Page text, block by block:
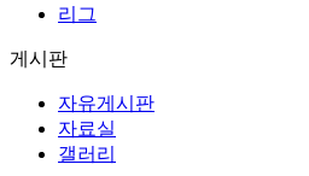
리그
게시판
자유게시판
자료실
갤러리